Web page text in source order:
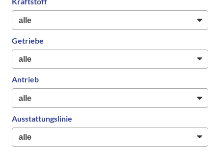
Getriebe
Antrieb
Ausstattungslinie